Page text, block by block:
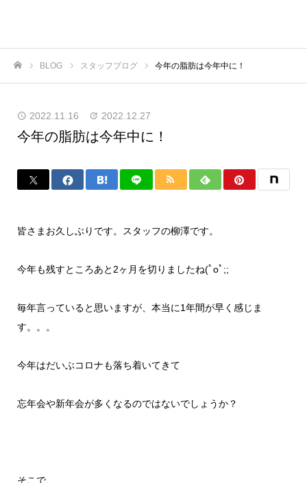
BLOG スタッフブログ 今年の脂肪は今年中に！
2022.11.16 2022.12.27
今年の脂肪は今年中に！
皆さまお久しぶりです。スタッフの柳澤です。
今年も残すところあと 2ヶ月を切りましたね(ﾟoﾟ ;;
毎年言っていると思いますが、本当に1年間が早く感じま
す。。。
今年はだいぶコロナも落ち着いてきて
忘年会や新年会が多くなるのではないでしょうか？
そこで、